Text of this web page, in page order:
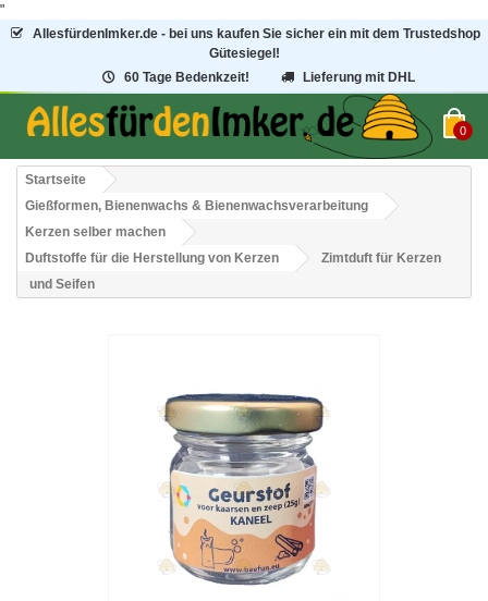
"
AllesfürdenImker.de - bei uns kaufen Sie sicher ein mit dem Trustedshop
Gütesiegel!
60 Tage Bedenkzeit!
Lieferung mit DHL
0
Startseite
Gießformen, Bienenwachs & Bienenwachsverarbeitung
Kerzen selber machen
Duftstoffe für die Herstellung von Kerzen
Zimtduft für Kerzen
und Seifen